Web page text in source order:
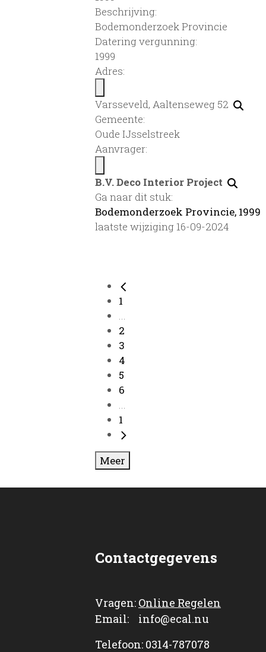
Beschrijving:
Bodemonderzoek Provincie
Datering vergunning:
1999
Adres:
Varsseveld, Aaltenseweg 52
Gemeente:
Oude IJsselstreek
Aanvrager:
B.V. Deco Interior Project
Ga naar dit stuk:
Bodemonderzoek Provincie, 1999
laatste wijziging 16-09-2024
1
...
2
3
4
5
6
...
1
Meer
Contactgegevens
Vragen: Online Regelen
Email: info@ecal.nu
Telefoon: 0314-787078